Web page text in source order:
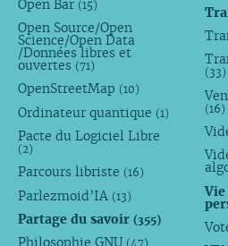
Open Bar (15)
Open Source/Open
Science/Open Data
/Données libres et
ouvertes (71)
OpenStreetMap (10)
Ordinateur quantique (1)
Pacte du Logiciel Libre
(2)
Parcours libriste (16)
Parlezmoid’IA (13)
Partage du savoir (355)
Philosophie GNU (47)
(33)
(16)